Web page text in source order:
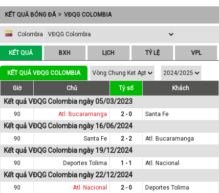
KẾT QUẢ BÓNG ĐÁ VĐQG COLOMBIA
Colombia
KẾT QUẢ BXH LỊCH TỶ LỆ VPL
KẾT QUẢ VĐQG COLOMBIA
Giờ Chủ Tỷ số Khách
Kết quả VĐQG Colombia ngày 05/03/2023
90 Atl. Bucaramanga 2 - 0 Santa Fe
Kết quả VĐQG Colombia ngày 16/06/2024
90 Santa Fe 2 - 2 Atl. Bucaramanga
Kết quả VĐQG Colombia ngày 19/12/2024
90 Deportes Tolima 1 - 1 Atl. Nacional
Kết quả VĐQG Colombia ngày 22/12/2024
90 Atl. Nacional 2 - 0 Deportes Tolima